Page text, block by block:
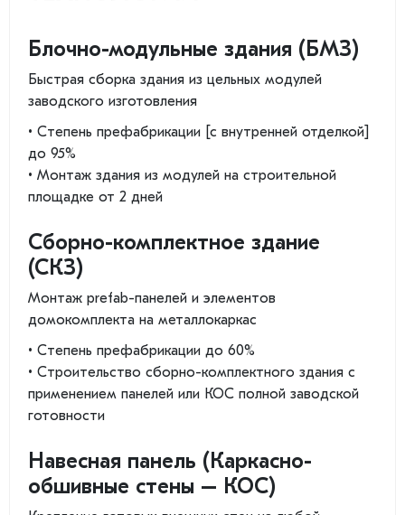
Блочно-модульные здания (БМЗ)
Быстрая сборка здания из цельных модулей
заводского изготовления
• Степень префабрикации [с внутренней отделкой]
до 95%
• Монтаж здания из модулей на строительной
площадке от 2 дней
Сборно-комплектное здание
(СКЗ)
Монтаж prefab-панелей и элементов
домокомплекта на металлокаркас
• Степень префабрикации до 60%
• Строительство сборно-комплектного здания с
применением панелей или КОС полной заводской
готовности
Навесная панель (Каркасно-
обшивные стены – КОС)